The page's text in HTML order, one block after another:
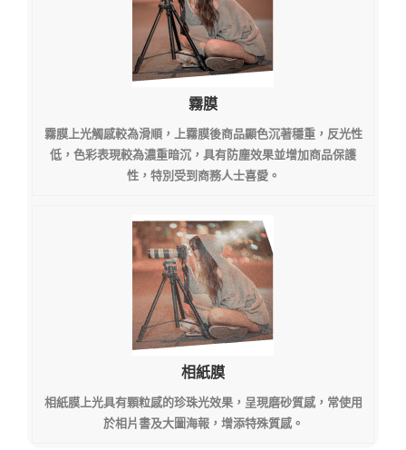
霧膜
霧膜上光觸感較為滑順，上霧膜後商品顯色沉著穩重，反光性
低，色彩表現較為濃重暗沉，具有防塵效果並增加商品保護
性，特別受到商務人士喜愛。
相紙膜
相紙膜上光具有顆粒感的珍珠光效果，呈現磨砂質感，常使用
於相片書及大圖海報，增添特殊質感。